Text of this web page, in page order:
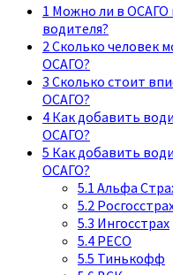
1 Можно ли в ОСАГО
водителя?
2Сколько человек
ОСАГО?
3 Сколько стоит
ОСАГО?
4 Как добавить
ОСАГО?
5 Как добавить
ОСАГО?
5.1 Альфа
5.2
5.3 Ингосстрах
5.4 РЕСО
5.5 Тинькофф